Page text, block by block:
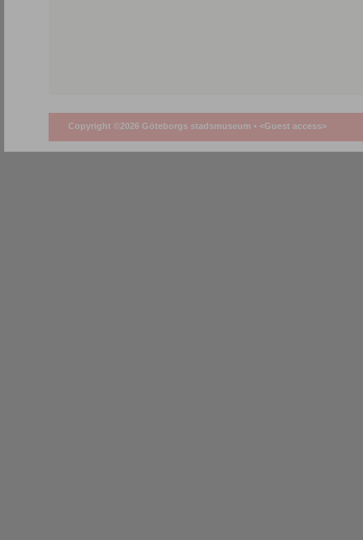
Copyright ©2026 Göteborgs stadsmuseum • <Guest access>